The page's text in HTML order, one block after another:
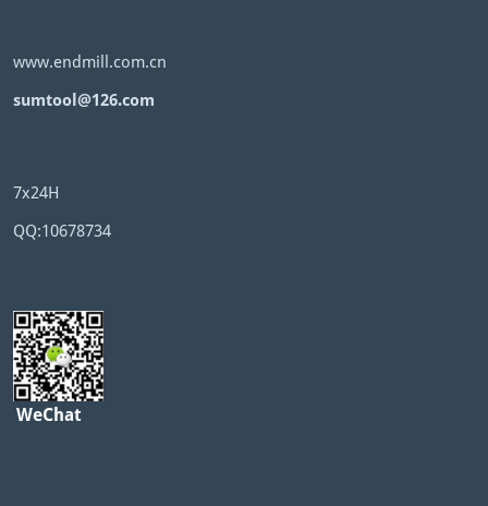
www.endmill.com.cn
sumtool@126.com
7x24H
QQ:10678734
WeChat